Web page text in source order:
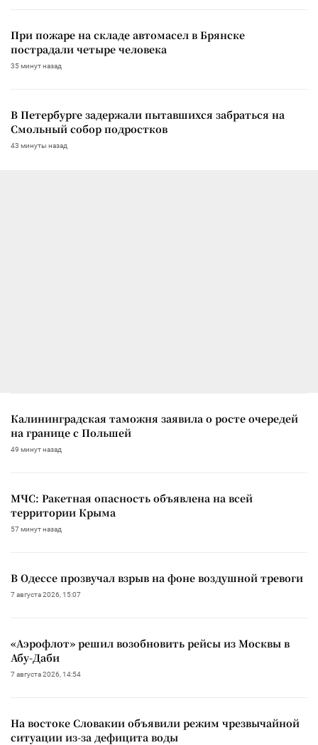
При пожаре на складе автомасел в Брянске
пострадали четыре человека
35 минут назад
В Петербурге задержали пытавшихся забраться на
Смольный собор подростков
43 минуты назад
Калининградская таможня заявила о росте очередей
на границе с Польшей
49 минут назад
МЧС: Ракетная опасность объявлена на всей
территории Крыма
57 минут назад
В Одессе прозвучал взрыв на фоне воздушной тревоги
7 августа 2026, 15:07
«Аэрофлот» решил возобновить рейсы из Москвы в
Абу-Даби
7 августа 2026, 14:54
На востоке Словакии объявили режим чрезвычайной
ситуации из-за дефицита воды